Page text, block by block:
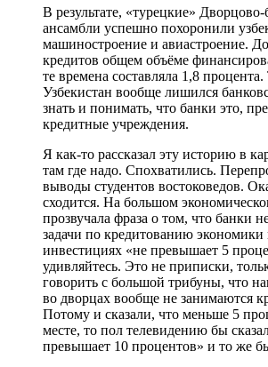
В результате, «турецкие» Дворцово-
ансамбли успешно похоронили
машиностроение и авиастроение.
кредитов общем объёме
те времена составляла 1,8
Узбекистан вообще лишился
знать и понимать, что банки это,
кредитные учреждения.
Я как-то рассказал эту историю в
там где надо. Спохватились.
выводы студентов востоковедов.
сходится. На большом
прозвучала фраза о том, что банки
задачи по кредитованию экономики
инвестициях «не превышает 5
удивляйтесь. Это не приписки,
говорить с большой трибуны, что
во дворцах вообще не занимаются
Потому и сказали, что меньше 5
месте, то пол телевидению бы
превышает 10 процентов» и то же